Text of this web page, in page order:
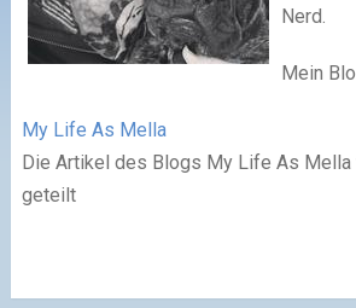
Nerd.
Mein
My Life As Mella
Die Artikel des Blogs My Life As Mella
geteilt